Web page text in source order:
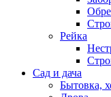
Рейка
Сад и дача
Бытовка,